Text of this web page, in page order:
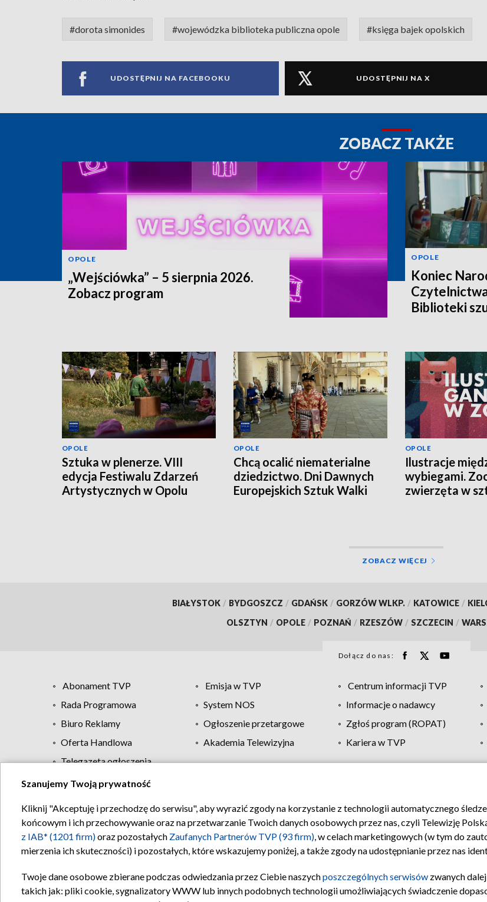
#dorota simonides #wojewódzka biblioteka publiczna opole #księga bajek opolskich
UDOSTĘPNIJ NA FACEBOOKU UDOSTĘPNIJ NA X
ZOBACZ TAKŻE
OPOLE
„Wejściówka” – 5 sierpnia 2026.
Zobacz program
OPOLE
Koniec
Biblioteki
OPOLE
Sztuka w plenerze. VIII
edycja Festiwalu Zdarzeń
Artystycznych w Opolu
OPOLE
Chcą ocalić niematerialne
dziedzictwo. Dni Dawnych
Europejskich Sztuk Walki
OPOLE
Ilustracje
wybiegami.
zwierzęta w
ZOBACZ WIĘCEJ
BIAŁYSTOK / BYDGOSZCZ / GDAŃSK / GORZÓW WLKP. / KATOWICE /
OLSZTYN / OPOLE / POZNAŃ / RZESZÓW / SZCZECIN /
Dołącz do nas:
Abonament TVP Emisja w TVP Centrum informacji TVP
Rada Programowa
System NOS Informacje o nadawcy
Biuro Reklamy
Ogłoszenie przetargowe Zgłoś program (ROPAT)
Oferta Handlowa
Akademia Telewizyjna Kariera w TVP
Telegazeta ogłoszenia
Regulamin TVP Polityka prywatności Moje zgody Pomoc
Szanujemy Twoją prywatność
Kliknij "Akceptuję i przechodzę do serwisu", aby wyrazić zgody na korzystanie z technologii automatycznego
końcowym i ich przechowywanie oraz na przetwarzanie Twoich danych osobowych przez nas, czyli Telewizję
z IAB* (1201 firm)oraz pozostałych Zaufanych Partnerów TVP (93 firm), w celach marketingowych (w tym do
mierzenia ich skuteczności) i pozostałych, które wskazujemy poniżej, a także zgody na udostępnianie przez nas
Twoje dane osobowe zbierane podczas odwiedzania przez Ciebie naszychposzczególnych serwisów zwanych
takich jak: pliki cookie, sygnalizatory WWW lub innych podobnych technologii umożliwiających świadczenie